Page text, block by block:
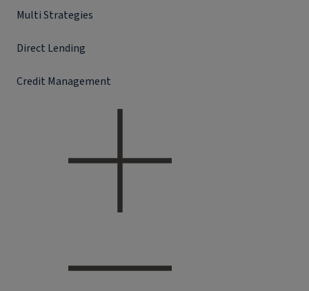
Multi Strategies
Direct Lending
Credit Management